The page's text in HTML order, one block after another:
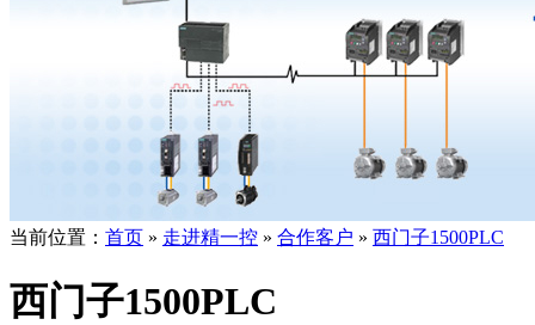
当前位置： 首页 » 走进精一控 » 合作客户 » 西门子1500PLC
西门子1500PLC